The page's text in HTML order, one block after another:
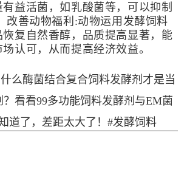
益活菌，如乳酸菌等，可以抑制
改善动物福利:动物运用发酵饲料
复自然香醇，品质提高显著，能
认可，从而提高经济效益。
什么酶菌结合复合饲料发酵剂才是当
看看99多功能饲料发酵剂与EM菌
道了，差距太大了！#发酵饲料